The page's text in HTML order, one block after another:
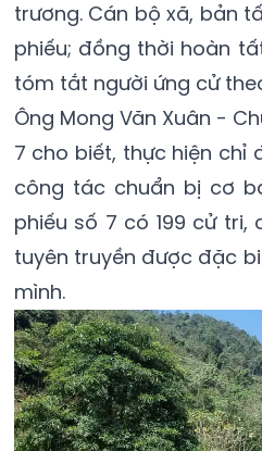
trương. Cán bộ xã, bản
phiếu; đồng thời hoàn
tóm tắt người ứng cử
Ông Mong Văn Xuân -
7 cho biết, thực hiện chỉ
công tác chuẩn bị cơ
phiếu số 7 có 199 cử
tuyên truyền được đặc
mình.